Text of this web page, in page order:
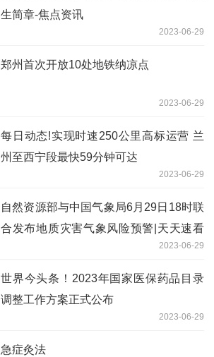
生简章-焦点资讯
2023-06-29
郑州首次开放10处地铁纳凉点
2023-06-29
每日动态!实现时速250公里高标运营 兰
州至西宁段最快59分钟可达
2023-06-29
自然资源部与中国气象局6月29日18时联
合发布地质灾害气象风险预警|天天速看
2023-06-29
世界今头条！2023年国家医保药品目录
调整工作方案正式公布
2023-06-29
急症灸法